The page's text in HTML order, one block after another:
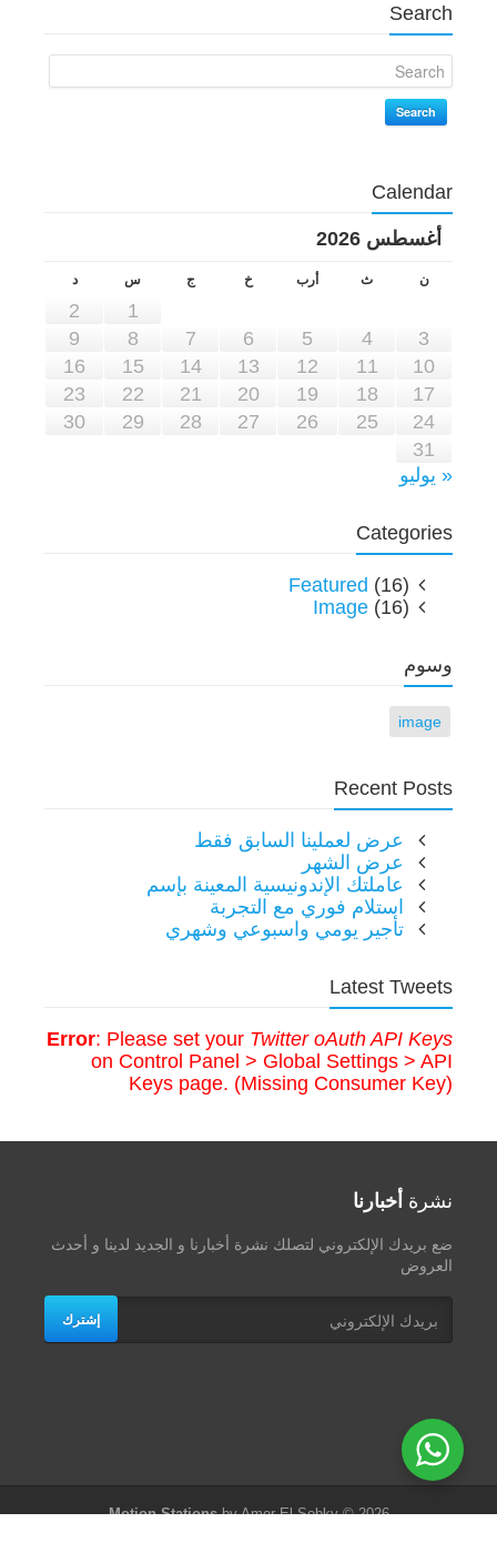
Search
Search
Calendar
أغسطس 2026
ن ث أرب خ ج س د
1
2
3
4
5
6
7
8
9
10
11
12
13
14
15
16
17
18
19
20
21
22
23
24
25
26
27
28
29
30
31
« يوليو
Categories
Featured (16)
Image (16)
وسوم
image
Recent Posts
عرض لعملينا السابق فقط
عرض الشهر
عاملتك الإندونيسية المعينة بإسم
استلام فوري مع التجربة
تأجير يومي واسبوعي وشهري
Latest Tweets
Error: Please set your Twitter oAuth API Keys
on Control Panel > Global Settings > API
Keys page. (Missing Consumer Key)
نشرة أخبارنا
ضع بريدك الإلكتروني لتصلك نشرة أخبارنا و الجديد لدينا و أحدث
العروض
إشترك
Motion Stationsby Amer El-Sobky © 2026